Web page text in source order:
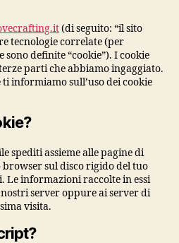
(di seguito: “il sito
tecnologie correlate (per
definite “cookie”). I cookie
parti che abbiamo ingaggiato.
informiamo sull’uso dei cookie
spediti assieme alle pagine di
browser sul disco rigido del tuo
Le informazioni raccolte in essi
server oppure ai server di
visita.